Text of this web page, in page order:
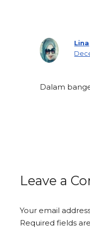
Lina
Dalam
Leave a
Your email
Required fields